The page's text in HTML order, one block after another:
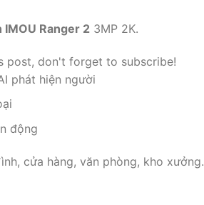
Ranger 2 3MP 2K.
post, don't forget to subscribe!
phát hiện người
động
cửa hàng, văn phòng, kho xưởng.